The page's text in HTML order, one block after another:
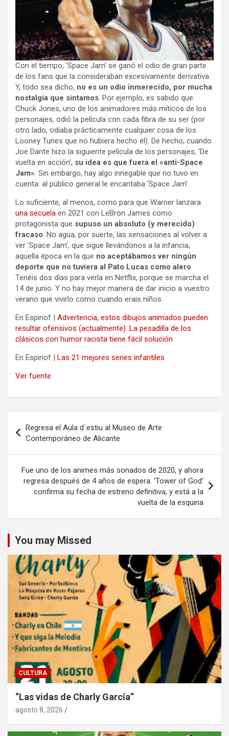
Con el tiempo, ‘Space Jam’ se ganó el odio de gran parte
de los fans que la consideraban excesivamente derivativa.
Y, todo sea dicho, no es un odio inmerecido, por mucha
nostalgia que sintamos. Por ejemplo, es sabido que
Chuck Jones, uno de los animadores más míticos de los
personajes, odió la película con cada fibra de su ser (por
otro lado, odiaba prácticamente cualquier cosa de los
Looney Tunes que no hubiera hecho él). De hecho, cuando
Joe Dante hizo la siguiente película de los personajes, ‘De
vuelta en acción’, su idea es que fuera el «anti-Space
Jam». Sin embargo, hay algo innegable que no tuvo en
cuenta: al público general le encantaba ‘Space Jam’.
Lo suficiente, al menos, como para que Warner lanzara
una secuela en 2021 con LeBron James como
protagonista que supuso un absoluto (y merecido)
fracaso. No agua, por suerte, las sensaciones al volver a
ver ‘Space Jam’, que sigue llevándonos a la infancia,
aquella época en la que no aceptábamos ver ningún
deporte que no tuviera al Pato Lucas como alero.
Tenéis dos días para verla en Netflix, porque se marcha el
14 de junio. Y no hay mejor manera de dar inicio a vuestro
verano que vivirlo como cuando erais niños.
En Espinof | Advertencia, estos dibujos animados pueden
resultar ofensivos (actualmente). La pesadilla de los
clásicos con humor racista tiene fácil solución
En Espinof | Las 21 mejores series infantiles
Ver fuente
de
entradas
Regresa el Aula d´estiu al Museo de Arte
Contemporáneo de Alicante
Fue uno de los animes más sonados de 2020, y ahora
regresa después de 4 años de espera. ‘Tower of God’
confirma su fecha de estreno definitiva, y está a la
vuelta de la esquina
You may Missed
CULTURA
“Las vidas de Charly García”
agosto 8, 2026